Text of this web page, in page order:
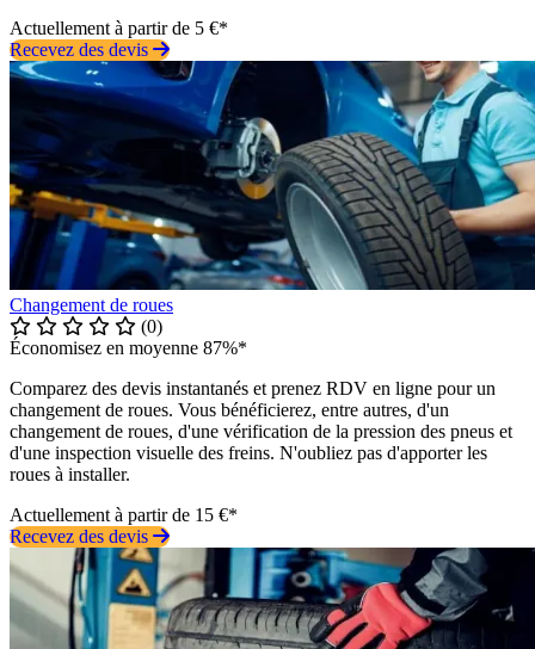
Actuellement à partir de 5 €*
Recevez des devis
Changement de roues
(0)
Économisez en moyenne 87%*
Comparez des devis instantanés et prenez RDV en ligne pour un
changement de roues. Vous bénéficierez, entre autres, d'un
changement de roues, d'une vérification de la pression des pneus et
d'une inspection visuelle des freins. N'oubliez pas d'apporter les
roues à installer.
Actuellement à partir de 15 €*
Recevez des devis